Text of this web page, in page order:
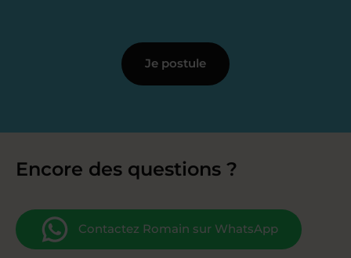
Je postule
Encore des questions ?
Contactez Romain sur WhatsApp